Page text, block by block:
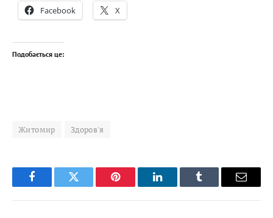
Facebook X
Подобається це:
Житомир Здоров'я
FacebookTwitter Pinterest LinkedInTumblr Email